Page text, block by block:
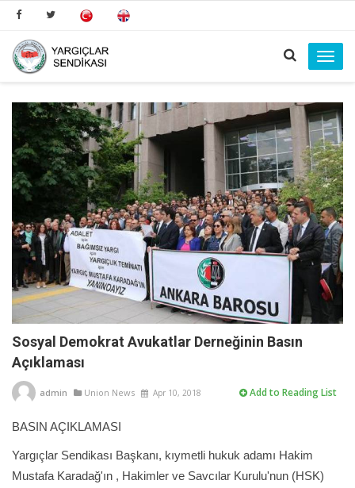
Sosyal Demokrat Avukatlar Derneğinin Basın
Açıklaması
admin Union News Apr 10, 2018 Add to Reading List
BASIN AÇIKLAMASI
Yargıçlar Sendikası Başkanı, kıymetli hukuk adamı Hakim
Mustafa Karadağ'ın , Hakimler ve Savcılar Kurulu'nun (HSK)